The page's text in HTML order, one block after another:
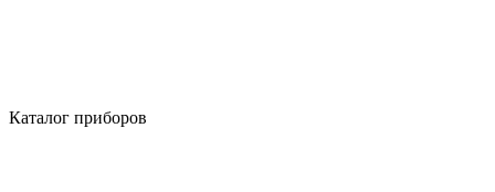
Каталог приборов